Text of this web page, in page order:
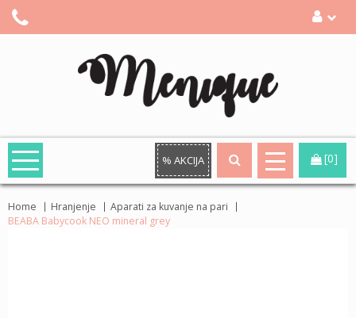
% AKCIJA [0]
Home Hranjenje
Aparati za kuvanje na pari
BEABA Babycook NEO mineral grey